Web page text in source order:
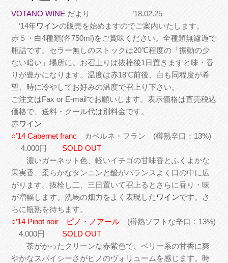
VOTANO WINE だより ’18.02.25
‘14年ワインの販売を始めますのでご案内いたします。
赤５・白4種類(各750ml)をご賞味ください。全種類無濾過で
瓶詰です。セラー無しのストックは20℃程度の「振動の少
ない暗い」場所に。お召上りは抜栓後1日置きますと味・香
りが豊かになります。温度は赤18℃前後、白も同程度が希
望、時に冷やしてお好みの温度で召上り下さい。
ご注文はFax or E-mailでお願いします。表示価格は直売税込
価格で、送料・クール代は別料金です。
赤ワイン
○’14 Cabernet franc カベルネ・フラン (樽熟辛口：13%)
4.000円SOLD OUT
濃いガーネット色、軽いイチゴの甘味香とふくよかな
果実香、柔らかなタンニンと酸がバランスよく口の中に広
がります。抜栓し二、三日置いて召上るとさらに香り・味
が増幅します。洗馬の畑力をよく表現した ワインです。さ
らに瓶熟を待ちます。
○’14 Pinot noir ピノ・ノアール (樽熟ソフトな辛口：13%)
4,000円SOLD OUT
茶がかったクリーンな赤紫色で、ベリー系の甘香に爽
やかなスパイシーさがピノのヴォリュームを感じます。時